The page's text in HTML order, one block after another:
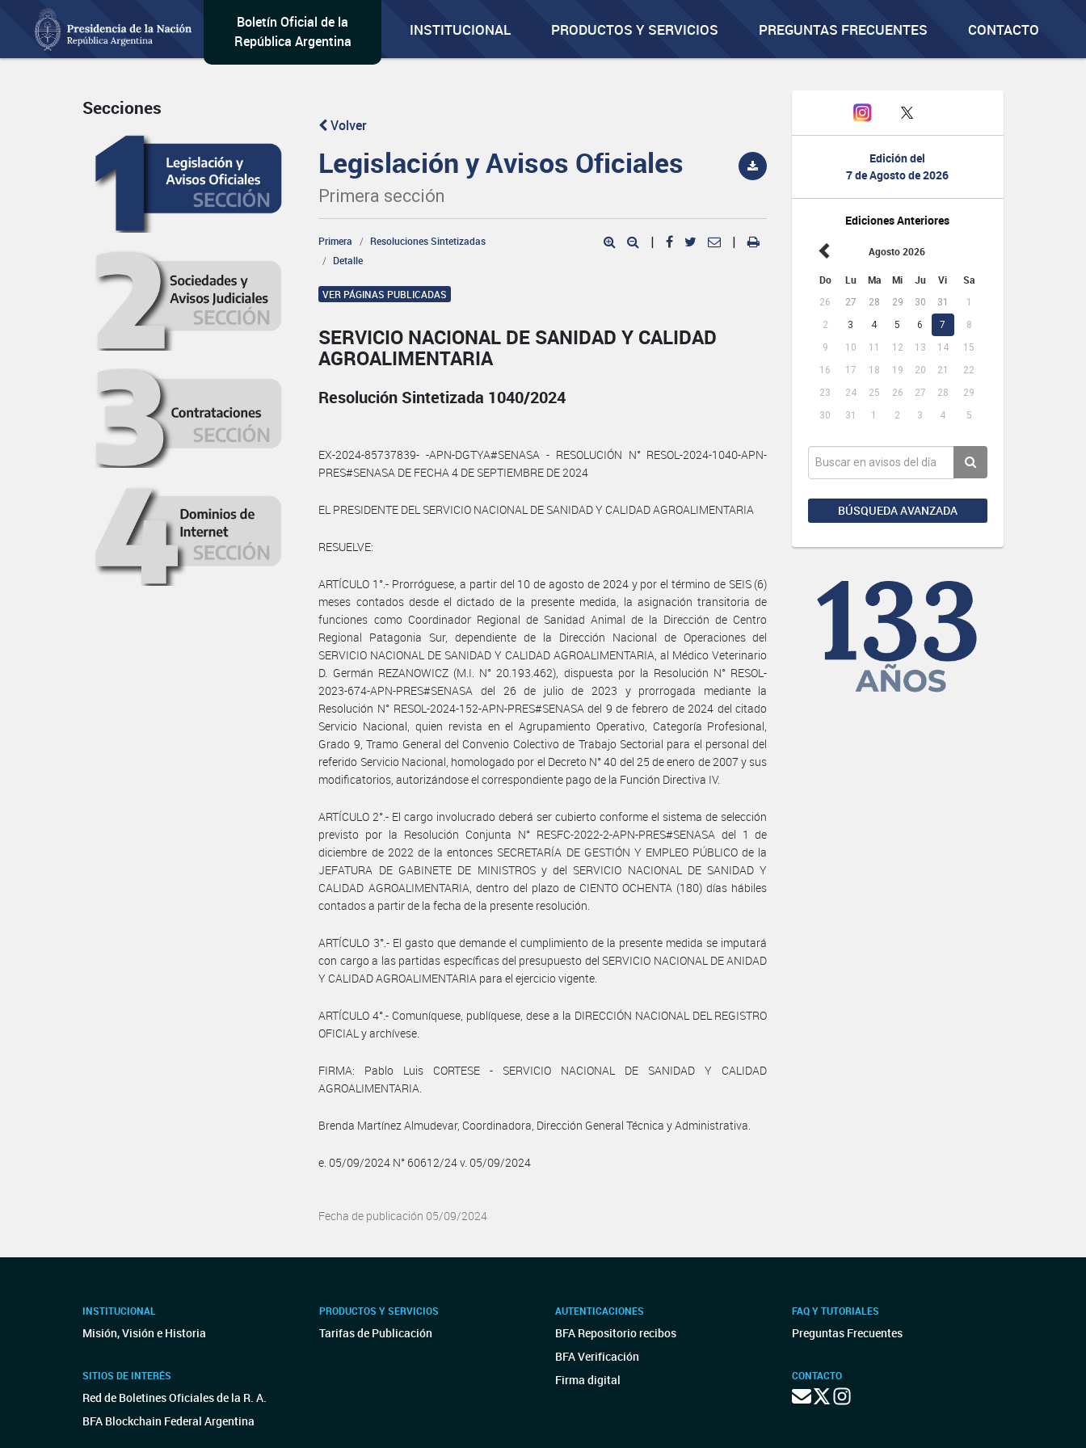
Boletín Oficial de la
República Argentina
INSTITUCIONAL PRODUCTOS Y SERVICIOS PREGUNTAS FRECUENTES CONTACTO
Edición del
7 de Agosto de 2026
Ediciones Anteriores
Agosto 2026
Do Lu Ma Mi Ju Vi Sa
26 27 28 29 30 31
1
2
3 4 5 6 7
8
9
10 11 12 13 14
15
16
17 18 19 20 21
22
23
24 25 26 27 28
29
30
31 1 2 3 4 5
BÚSQUEDA AVANZADA
Secciones
Volver
Legislación y Avisos Oficiales
Primera sección
Primera
Resoluciones Sintetizadas
Detalle
| |
VER PÁGINAS PUBLICADAS
SERVICIO NACIONAL DE SANIDAD Y CALIDAD
AGROALIMENTARIA
Resolución Sintetizada 1040/2024
EX-2024-85737839- -APN-DGTYA#SENASA - RESOLUCIÓN N° RESOL-2024-1040-APN-
PRES#SENASA DE FECHA 4 DE SEPTIEMBRE DE 2024
EL PRESIDENTE DEL SERVICIO NACIONAL DE SANIDAD Y CALIDAD AGROALIMENTARIA
RESUELVE:
ARTÍCULO 1°.- Prorróguese, a partir del 10 de agosto de 2024 y por el término de SEIS (6)
meses contados desde el dictado de la presente medida, la asignación transitoria de
funciones como Coordinador Regional de Sanidad Animal de la Dirección de Centro
Regional Patagonia Sur, dependiente de la Dirección Nacional de Operaciones del
SERVICIO NACIONAL DE SANIDAD Y CALIDAD AGROALIMENTARIA, al Médico Veterinario
D. Germán REZANOWICZ (M.I. N° 20.193.462), dispuesta por la Resolución N° RESOL-
2023-674-APN-PRES#SENASA del 26 de julio de 2023 y prorrogada mediante la
Resolución N° RESOL-2024-152-APN-PRES#SENASA del 9 de febrero de 2024 del citado
Servicio Nacional, quien revista en el Agrupamiento Operativo, Categoría Profesional,
Grado 9, Tramo General del Convenio Colectivo de Trabajo Sectorial para el personal del
referido Servicio Nacional, homologado por el Decreto N° 40 del 25 de enero de 2007 y sus
modificatorios, autorizándose el correspondiente pago de la Función Directiva IV.
ARTÍCULO 2°.- El cargo involucrado deberá ser cubierto conforme el sistema de selección
previsto por la Resolución Conjunta N° RESFC-2022-2-APN-PRES#SENASA del 1 de
diciembre de 2022 de la entonces SECRETARÍA DE GESTIÓN Y EMPLEO PÚBLICO de la
JEFATURA DE GABINETE DE MINISTROS y del SERVICIO NACIONAL DE SANIDAD Y
CALIDAD AGROALIMENTARIA, dentro del plazo de CIENTO OCHENTA (180) días hábiles
contados a partir de la fecha de la presente resolución.
ARTÍCULO 3°.- El gasto que demande el cumplimiento de la presente medida se imputará
con cargo a las partidas específicas del presupuesto del SERVICIO NACIONAL DE ANIDAD
Y CALIDAD AGROALIMENTARIA para el ejercicio vigente.
ARTÍCULO 4°.- Comuníquese, publíquese, dese a la DIRECCIÓN NACIONAL DEL REGISTRO
OFICIAL y archívese.
FIRMA: Pablo Luis CORTESE - SERVICIO NACIONAL DE SANIDAD Y CALIDAD
AGROALIMENTARIA.
Brenda Martínez Almudevar, Coordinadora, Dirección General Técnica y Administrativa.
e. 05/09/2024 N° 60612/24 v. 05/09/2024
Fecha de publicación 05/09/2024
INSTITUCIONAL
Misión, Visión e Historia
SITIOS DE INTERÉS
Red de Boletines Oficiales de la R. A.
BFA Blockchain Federal Argentina
PRODUCTOS Y SERVICIOS
Tarifas de Publicación
AUTENTICACIONES
BFA Repositorio recibos
BFA Verificación
Firma digital
FAQ Y TUTORIALES
Preguntas Frecuentes
CONTACTO